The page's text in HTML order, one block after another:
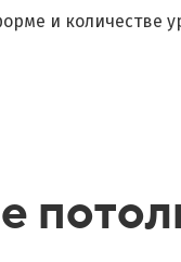
и количестве